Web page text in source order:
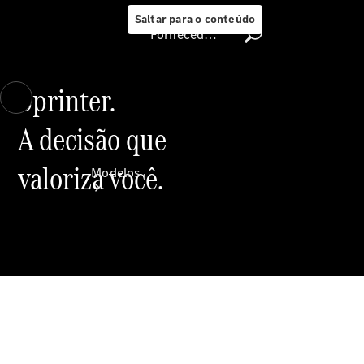
Saltar para o conteúdo
Fornecedor/proteção
de dados
Modelos
Fornecedor/proteção de dados
Sprinter.
A decisão que
valoriza você.